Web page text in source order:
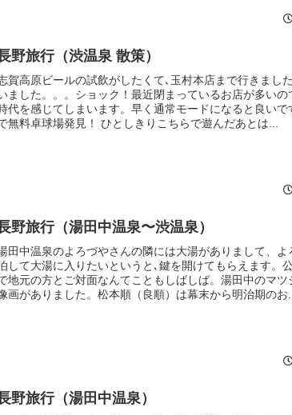
野旅行（渋温泉 散策）
賀高原ビールの試飲がしたくて､玉村本店まで行きまし
ました。。。ショック！最近閉まっているお店が多いの
代を感じてしまいます。早く通常モードになると良いで
無料卓球場発見！ ひとしきりこちらで遊んだあとは...
野旅行（湯田中温泉〜渋温泉）
田中温泉のよろづやさんの隣には大湯がありまして、よ
して大湯に入りたいというと､鍵を開けてもらえます。
地元の方とご対面なんてこともしばしば。湯田中のマツ
画がありました。松本順（良順）は幕末から明治期のお
野旅行（湯田中温泉）